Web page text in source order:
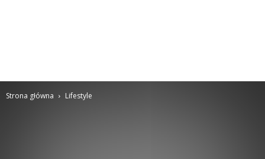
Strona główna Lifestyle